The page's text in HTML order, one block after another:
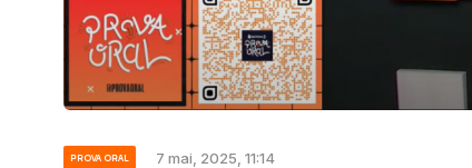
PROVA ORAL 7 mai, 2025, 11:14